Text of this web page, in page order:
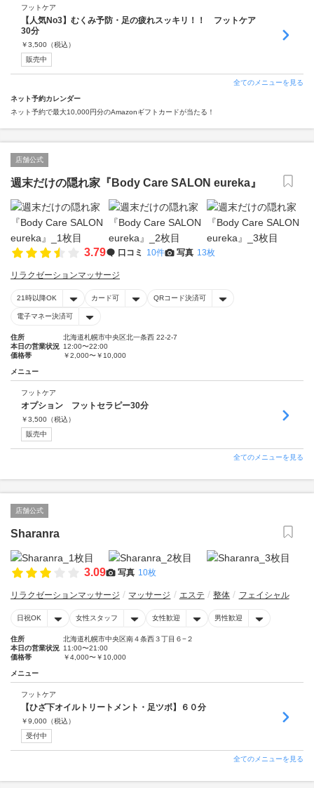
フットケア
【人気No3】むくみ予防・足の疲れスッキリ！！ フットケア
30分
￥3,500 （税込）
販売中
全てのメニューを見る
ネット予約カレンダー
ネット予約で最大10,000円分のAmazonギフトカードが当たる！
店舗公式
週末だけの隠れ家『Body Care SALON eureka』
3.79 口コミ 10件 写真 13枚
リラクゼーションマッサージ
21時以降OK カード可 QRコード決済可
電子マネー決済可
住所
北海道札幌市中央区北一条西 22-2-7
本日の営業状況 12:00〜22:00
価格帯
￥2,000〜￥10,000
メニュー
フットケア
オプション フットセラピー30分
￥3,500 （税込）
販売中
全てのメニューを見る
店舗公式
Sharanra
3.09 写真 10枚
リラクゼーションマッサージ マッサージ エステ 整体 フェイシャル
日祝OK 女性スタッフ 女性歓迎 男性歓迎
住所
北海道札幌市中央区南４条西３丁目６−２
本日の営業状況 11:00〜21:00
価格帯
￥4,000〜￥10,000
メニュー
フットケア
【ひざ下オイルトリートメント・足ツボ】６０分
￥9,000 （税込）
受付中
全てのメニューを見る